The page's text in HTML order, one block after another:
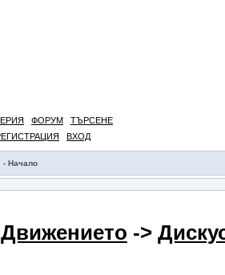
ФОРУМ
ТЪРСЕНЕ
ВХОД
- Начало
->